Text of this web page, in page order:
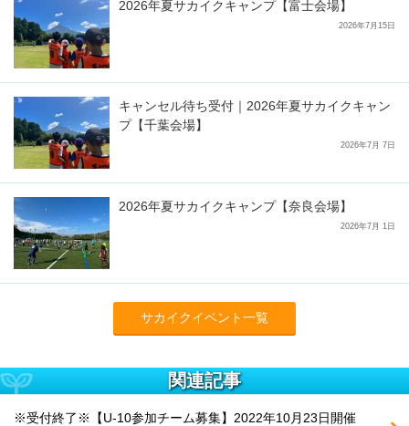
2026年夏サカイクキャンプ【富士会場】
2026年7月15日
キャンセル待ち受付｜2026年夏サカイクキャン
プ【千葉会場】
2026年7月 7日
2026年夏サカイクキャンプ【奈良会場】
2026年7月 1日
サカイクイベント一覧
関連記事
※受付終了※【U-10参加チーム募集】2022年10月23日開催